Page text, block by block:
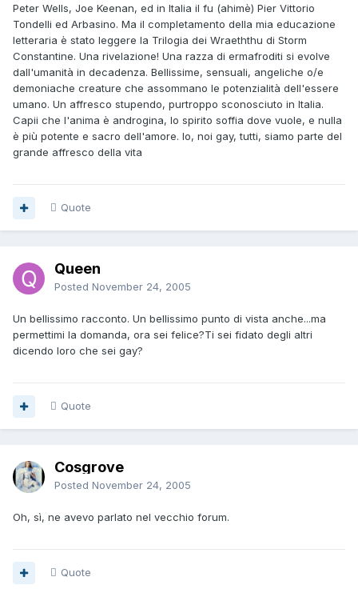
Peter Wells, Joe Keenan, ed in Italia il fu (ahimè) Pier Vittorio
Tondelli ed Arbasino. Ma il completamento della mia educazione
letteraria è stato leggere la Trilogia dei Wraeththu di Storm
Constantine. Una rivelazione! Una razza di ermafroditi si evolve
dall'umanità in decadenza. Bellissime, sensuali, angeliche o/e
demoniache creature che assommano le potenzialità dell'essere
umano. Un affresco stupendo, purtroppo sconosciuto in Italia.
Capii che l'anima è androgina, lo spirito soffia dove vuole, e nulla
è più potente e sacro dell'amore. Io, noi gay, tutti, siamo parte del
grande affresco della vita
Quote
Queen
Posted November 24, 2005
Un bellissimo racconto. Un bellissimo punto di vista anche...ma
permettimi la domanda, ora sei felice?Ti sei fidato degli altri
dicendo loro che sei gay?
Quote
Cosgrove
Posted November 24, 2005
Oh, sì, ne avevo parlato nel vecchio forum.
Quote